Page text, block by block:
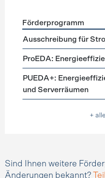
Förderprogramme
Förderprogramm
Ausschreibung für
ProEDA:
PUEDA+:
und Serverräumen
+
Sind Ihnen weitere
Änderungen bekannt?